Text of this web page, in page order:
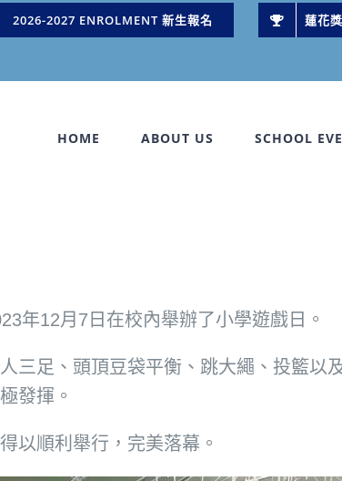
2026-2027 ENROLMENT 新生報名 蓮花
HOME ABOUT US SCHOOL
年12月7日在校內舉辦了小學遊戲日。
三足、頭頂豆袋平衡、跳大繩、投籃以
發揮。
以順利舉行，完美落幕。